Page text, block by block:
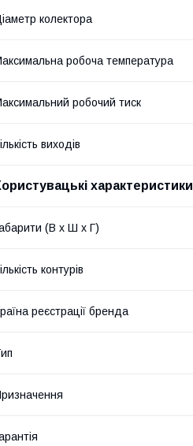
колектора
робоча температура
робочий тиск
виходів
характеристики
(В х Ш х Г)
контурів
реєстрації бренда